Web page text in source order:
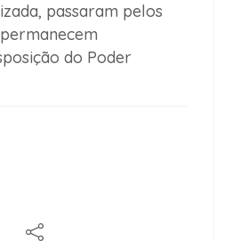
passaram pelos
do Poder